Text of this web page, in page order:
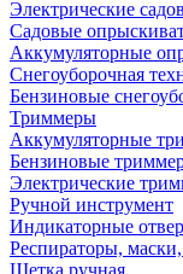
Электрические
Садовые
Аккумуляторные
Снегоуборочная
Бензиновые
Триммеры
Аккумуляторные
Бензиновые
Электрические
Ручной инструмент
Индикаторные
Респираторы,
Щетка ручная